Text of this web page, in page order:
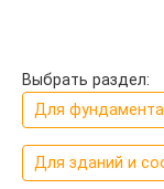
Выбрать раздел:
Для фундамента
Для зданий и